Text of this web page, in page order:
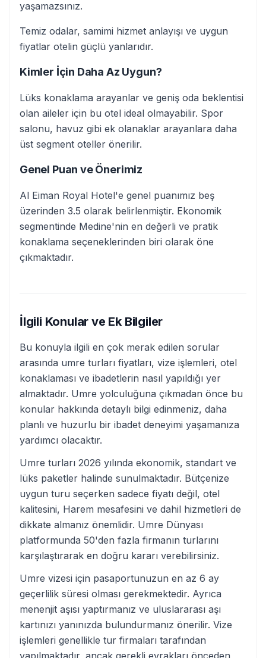
yaşamazsınız.
Temiz odalar, samimi hizmet anlayışı ve uygun
fiyatlar otelin güçlü yanlarıdır.
Kimler İçin Daha Az Uygun?
Lüks konaklama arayanlar ve geniş oda beklentisi
olan aileler için bu otel ideal olmayabilir. Spor
salonu, havuz gibi ek olanaklar arayanlara daha
üst segment oteller önerilir.
Genel Puan ve Önerimiz
Al Eiman Royal Hotel'e genel puanımız beş
üzerinden 3.5 olarak belirlenmiştir. Ekonomik
segmentinde Medine'nin en değerli ve pratik
konaklama seçeneklerinden biri olarak öne
çıkmaktadır.
İlgili Konular ve Ek Bilgiler
Bu konuyla ilgili en çok merak edilen sorular
arasında umre turları fiyatları, vize işlemleri, otel
konaklaması ve ibadetlerin nasıl yapıldığı yer
almaktadır. Umre yolculuğuna çıkmadan önce bu
konular hakkında detaylı bilgi edinmeniz, daha
planlı ve huzurlu bir ibadet deneyimi yaşamanıza
yardımcı olacaktır.
Umre turları 2026 yılında ekonomik, standart ve
lüks paketler halinde sunulmaktadır. Bütçenize
uygun turu seçerken sadece fiyatı değil, otel
kalitesini, Harem mesafesini ve dahil hizmetleri de
dikkate almanız önemlidir. Umre Dünyası
platformunda 50'den fazla firmanın turlarını
karşılaştırarak en doğru kararı verebilirsiniz.
Umre vizesi için pasaportunuzun en az 6 ay
geçerlilik süresi olması gerekmektedir. Ayrıca
menenjit aşısı yaptırmanız ve uluslararası aşı
kartınızı yanınızda bulundurmanız önerilir. Vize
işlemleri genellikle tur firmaları tarafından
yapılmaktadır, ancak gerekli evrakları önceden